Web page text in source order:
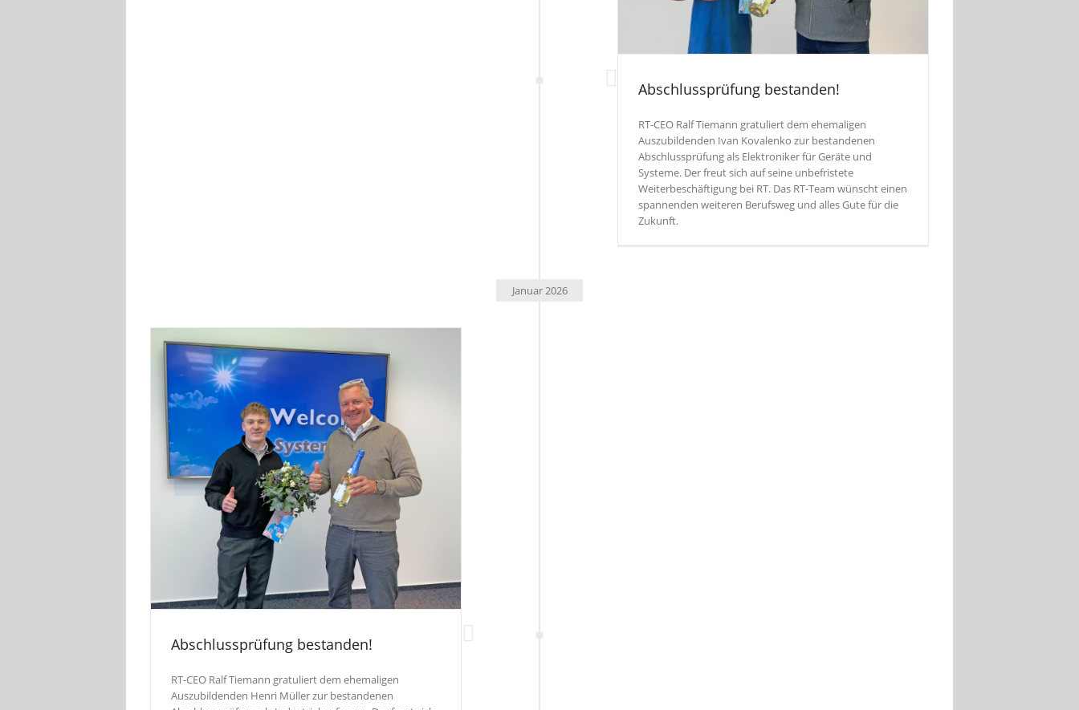
Abschlussprüfung bestanden!
RT-CEO Ralf Tiemann gratuliert dem ehemaligen
Auszubildenden Ivan Kovalenko zur bestandenen
Abschlussprüfung als Elektroniker für Geräte und
Systeme. Der freut sich auf seine unbefristete
Weiterbeschäftigung bei RT. Das RT-Team wünscht einen
spannenden weiteren Berufsweg und alles Gute für die
Zukunft.
Januar 2026
Abschlussprüfung bestanden!
RT-CEO Ralf Tiemann gratuliert dem ehemaligen
Auszubildenden Henri Müller zur bestandenen